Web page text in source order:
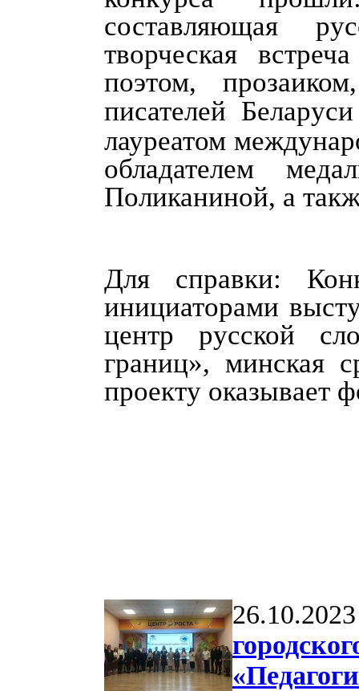
составляющая
творческая
поэтом,
писателей
лауреатом
обладателем
Поликаниной, а
Для справки:
инициаторами
центр русской
границ», минская
проекту оказывает
26.10.2023